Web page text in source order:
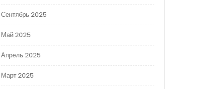
Сентябрь 2025
Май 2025
Апрель 2025
Март 2025